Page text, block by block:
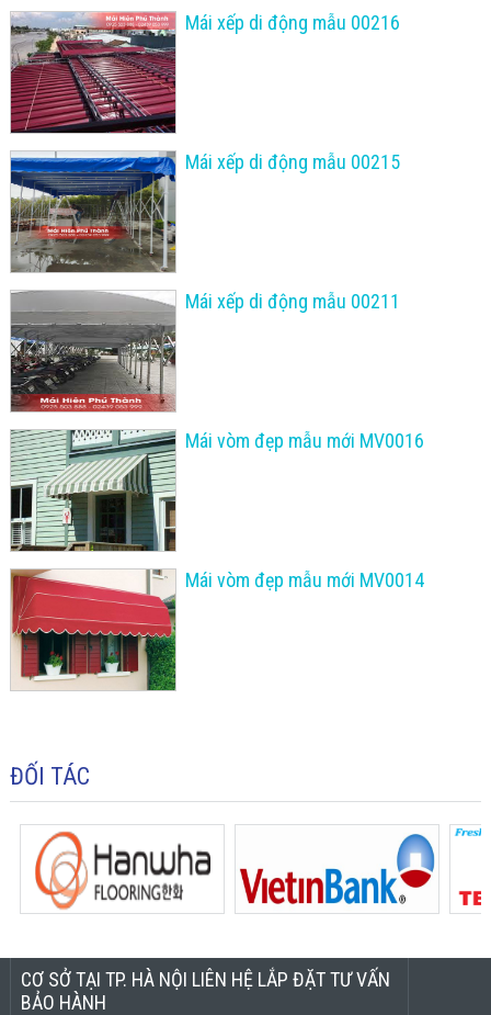
Mái xếp di động mẫu 00216
Mái xếp di động mẫu 00215
Mái xếp di động mẫu 00211
Mái vòm đẹp mẫu mới MV0016
Mái vòm đẹp mẫu mới MV0014
ĐỐI TÁC
CƠ SỞ TẠI TP. HÀ NỘI LIÊN HỆ LẮP ĐẶT TƯ VẤN
BẢO HÀNH